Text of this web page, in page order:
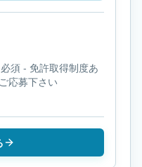
須 - 免許取得制度あ
応募下さい